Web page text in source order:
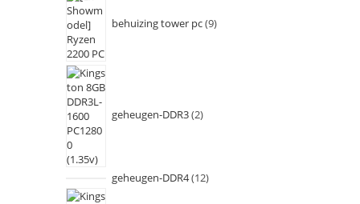
behuizing tower pc 9
geheugen-DDR3 2
geheugen-DDR4 12